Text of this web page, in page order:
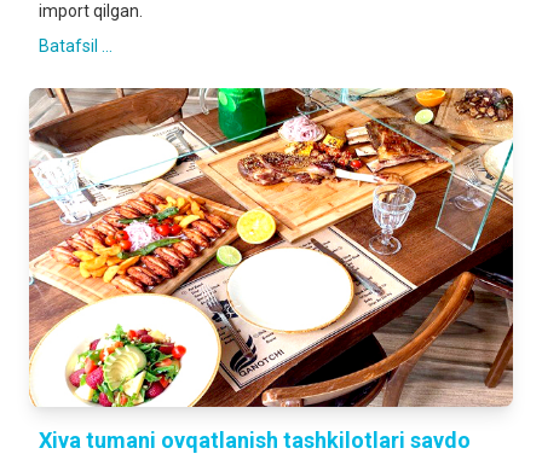
import qilgan.
Batafsil ...
Xiva tumani ovqatlanish tashkilotlari savdo